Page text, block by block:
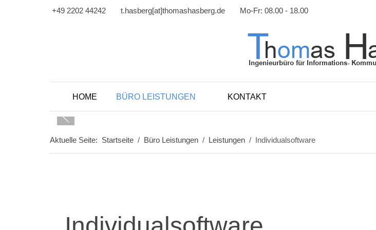
+49 2202 44242 t.hasberg[at]thomashasberg.de Mo-Fr: 08.00 - 18.00
HOME BÜRO LEISTUNGEN KONTAKT
Aktuelle Seite: Startseite Büro Leistungen Leistungen Individualsoftware